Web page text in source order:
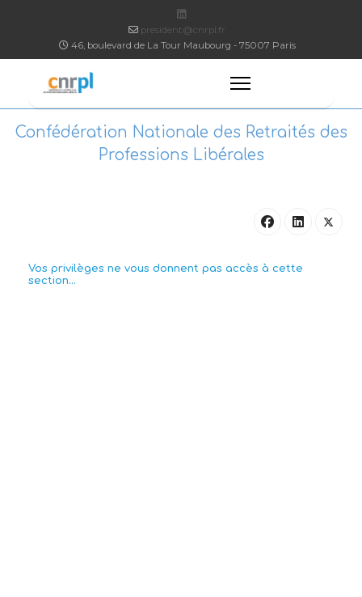
president@cnrpl.fr
46, boulevard de La Tour Maubourg - 75007 Paris
Confédération Nationale des Retraités des
Professions Libérales
Vos privilèges ne vous donnent pas accès à cette
section...